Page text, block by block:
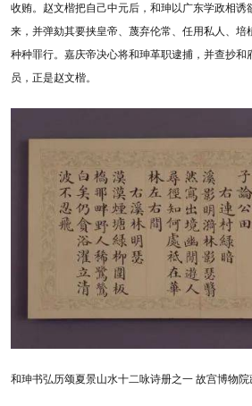
收贿。赵文楷把自己中元后，和珅以广东学政相诱
来，并弹劾其要挟皇帝、蔑弃伦常、任用私人、培
种种罪行。嘉庆帝决心将和珅革职逮捕，并查抄和
员，正是赵文楷。
和珅书弘历颂夏景山水十二咏诗册之一 故宫博物院